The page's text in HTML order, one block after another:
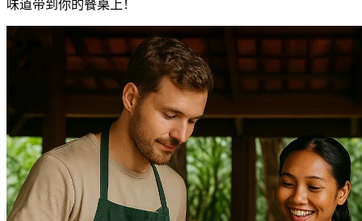
味道带到你的餐桌上！